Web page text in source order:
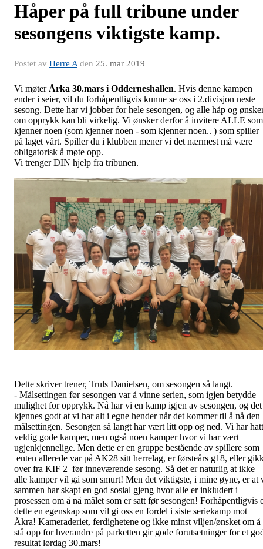
Håper på full tribune under
sesongens viktigste kamp.
Postet av Herre A den 25. mar 2019
Vi møter Årka 30.mars i Odderneshallen. Hvis denne kampen
ender i seier, vil du forhåpentligvis kunne se oss i 2.divisjon neste
sesong. Dette har vi jobber for hele sesongen, og alle håp og
om opprykk kan bli virkelig. Vi ønsker derfor å invitere ALLE som
kjenner noen (som kjenner noen - som kjenner noen.. ) som spiller
på laget vårt. Spiller du i klubben mener vi det nærmest må være
obligatorisk å møte opp.
Vi trenger DIN hjelp fra tribunen.
Dette skriver trener, Truls Danielsen, om sesongen så langt.
- Målsettingen før sesongen var å vinne serien, som igjen betydde
mulighet for opprykk. Nå har vi en kamp igjen av sesongen, og det
kjennes godt at vi har alt i egne hender når det kommer til å nå den
målsettingen. Sesongen så langt har vært litt opp og ned. Vi har hatt
veldig gode kamper, men også noen kamper hvor vi har vært
ugjenkjennelige. Men dette er en gruppe bestående av spillere som
enten allerede var på AK28 sitt herrelag, er førsteårs g18, eller
over fra KIF 2 før inneværende sesong. Så det er naturlig at ikke
alle kamper vil gå som smurt! Men det viktigste, i mine øyne, er at
sammen har skapt en god sosial gjeng hvor alle er inkludert i
prosessen om å nå målet som er satt før sesongen! Forhåpentligvis
dette en egenskap som vil gi oss en fordel i siste seriekamp mot
Åkra! Kameraderiet, ferdighetene og ikke minst viljen/ønsket om å
stå opp for hverandre på parketten gir gode forutsetninger for et
resultat lørdag 30.mars!